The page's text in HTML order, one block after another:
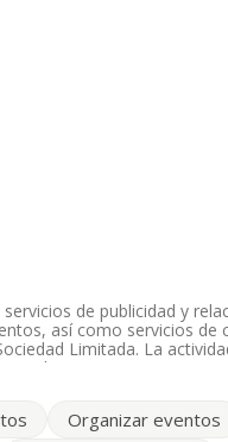
de publicidad y
así como servicios de
Limitada. La
a las empresas n.c.o.p.',
domicilio fiscal en Calle
Organizar eventos